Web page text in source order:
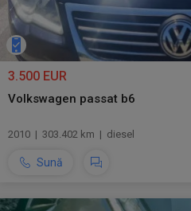
3.500 EUR
Volkswagen passat b6
2010 | 303.402 km | diesel
Sună